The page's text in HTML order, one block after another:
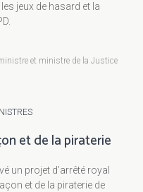
jeux de hasard et la
et ministre de la Justice
et de la piraterie
un projet d’arrêté royal
et de la piraterie de